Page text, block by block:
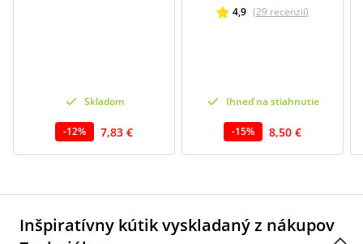
Skladom
-12% 7,83 €
4,9 (29 recenzií)
Ihneď na stiahnutie
-15% 8,50 €
Inšpiratívny kútik vyskladaný z nákupov